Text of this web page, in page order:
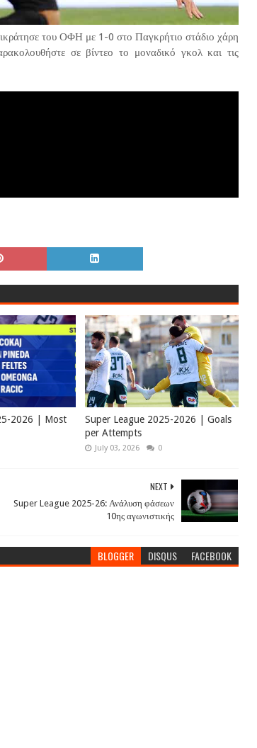
του ΟΦΗ με 1-0 στο Παγκρήτιο στάδιο χάρη
σε βίντεο το μοναδικό γκολ και τις
2026 | Most
Super League 2025-2026 | Goals
per Attempts
July 03, 2026 0
NEXT
Super League 2025-26: Ανάλυση φάσεων
10ης αγωνιστικής
BLOGGER DISQUS FACEBOOK